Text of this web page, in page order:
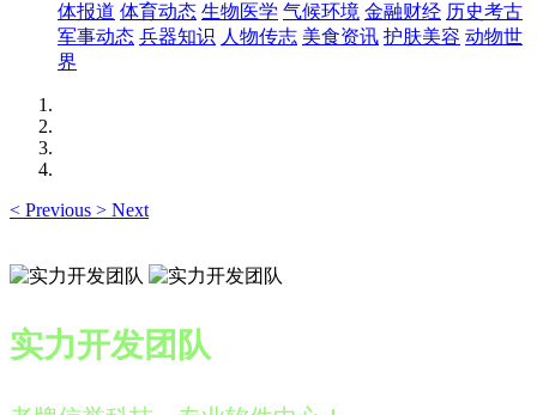
体报道 体育动态 生物医学 气候环境 金融财经 历史考古
军事动态 兵器知识 人物传志 美食资讯 护肤美容 动物世
界
< Previous > Next
实力开发团队